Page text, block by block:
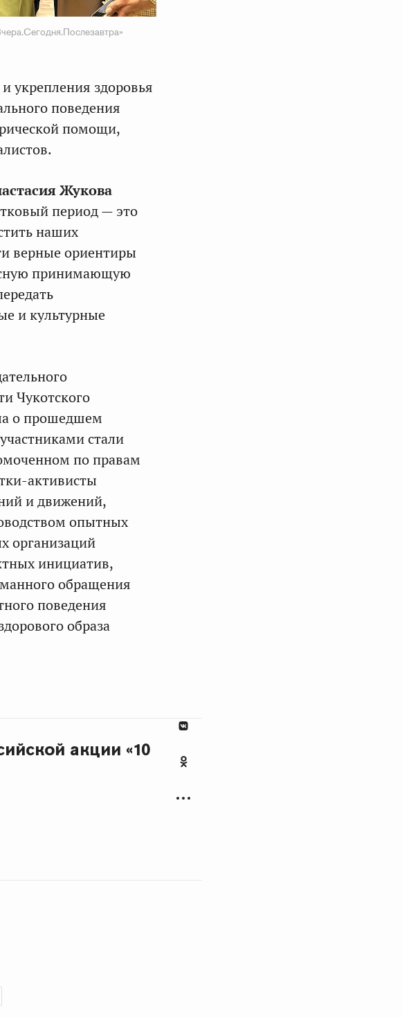
укрепления здоровья
поведения
помощи,
Жукова
период — это
наших
верные ориентиры
принимающую
и культурные
Чукотского
о прошедшем
стали
по правам
активисты
и движений,
опытных
организаций
инициатив,
обращения
поведения
образа
акции «10